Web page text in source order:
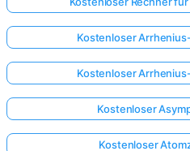
Kostenloser
Kostenloser
Kostenloser
Kostenloser